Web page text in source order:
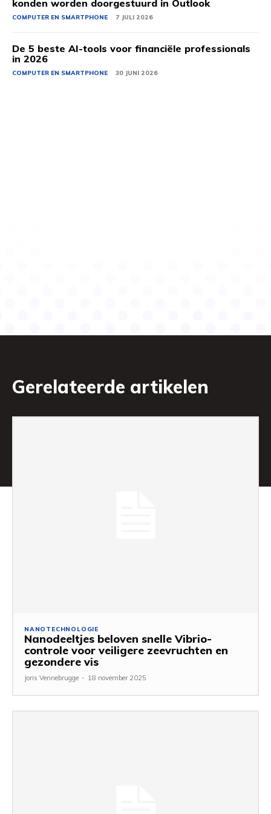
konden worden doorgestuurd in Outlook
COMPUTER EN SMARTPHONE 7 JULI 2026
De 5 beste AI-tools voor financiële professionals
in 2026
COMPUTER EN SMARTPHONE 30 JUNI 2026
Gerelateerde artikelen
NANOTECHNOLOGIE
Nanodeeltjes beloven snelle Vibrio-
controle voor veiligere zeevruchten en
gezondere vis
Joris Vennebrugge - 18 november 2025